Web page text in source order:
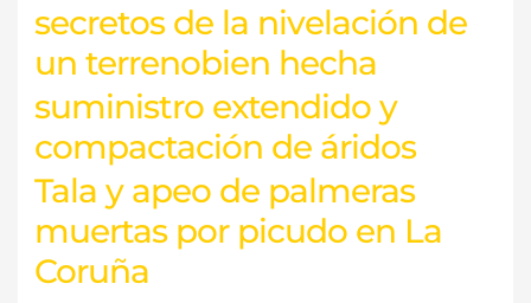
secretos de la nivelación de
un terrenobien hecha
suministro extendido y
compactación de áridos
Tala y apeo de palmeras
muertas por picudo en La
Coruña